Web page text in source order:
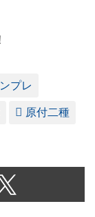
プレ
原付二種